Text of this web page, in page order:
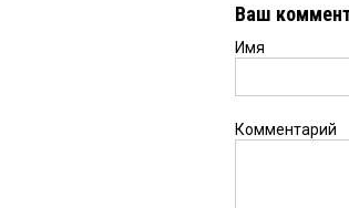
Ваш
Имя
Комментарий